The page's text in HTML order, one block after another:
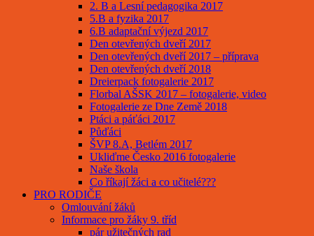
2. B a Lesní pedagogika 2017
5.B a fyzika 2017
6.B adaptační výjezd 2017
Den otevřených dveří 2017
Den otevřených dveří 2017 – příprava
Den otevřených dveří 2018
Dreierpack fotogalerie 2017
Florbal AŠSK 2017 – fotogalerie, video
Fotogalerie ze Dne Země 2018
Ptáci a páťáci 2017
Půďáci
ŠVP 8.A, Betlém 2017
Ukliďme Česko 2016 fotogalerie
Naše škola
Co říkají žáci a co učitelé???
PRO RODIČE
Omlouvání žáků
Informace pro žáky 9. tříd
pár užitečných rad